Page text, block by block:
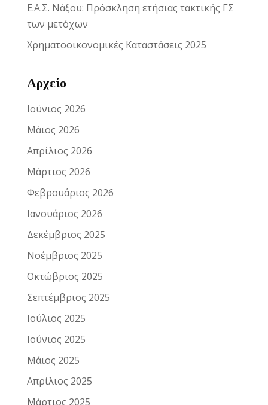
Ε.Α.Σ. Νάξου: Πρόσκληση ετήσιας τακτικής ΓΣ
των μετόχων
Χρηματοοικονομικές Καταστάσεις 2025
Αρχείο
Ιούνιος 2026
Μάιος 2026
Απρίλιος 2026
Μάρτιος 2026
Φεβρουάριος 2026
Ιανουάριος 2026
Δεκέμβριος 2025
Νοέμβριος 2025
Οκτώβριος 2025
Σεπτέμβριος 2025
Ιούλιος 2025
Ιούνιος 2025
Μάιος 2025
Απρίλιος 2025
Μάρτιος 2025